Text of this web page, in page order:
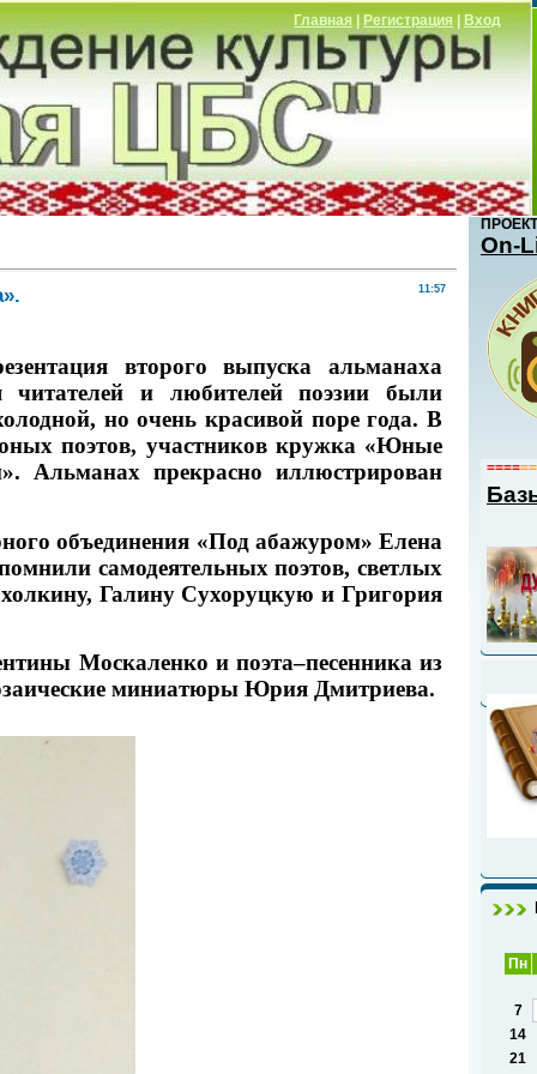
Главная Регистрация |Вход
11:57
второго выпуска альманаха
читателей и любителей поэзии были
но очень красивой поре года. В
поэтов, участников кружка «Юные
Альманах прекрасно иллюстрирован
объединения «Под абажуром» Елена
самодеятельных поэтов, светлых
Галину Сухоруцкую и Григория
Москаленко и поэта–песенника из
миниатюры Юрия Дмитриева.
Оn-
====
Пн
7
14
21